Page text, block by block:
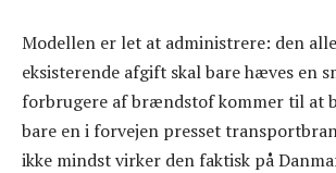
Modellen er let at administrere: den
eksisterende afgift skal bare hæves en
forbrugere af brændstof kommer til at
bare en i forvejen presset
ikke mindst virker den faktisk på